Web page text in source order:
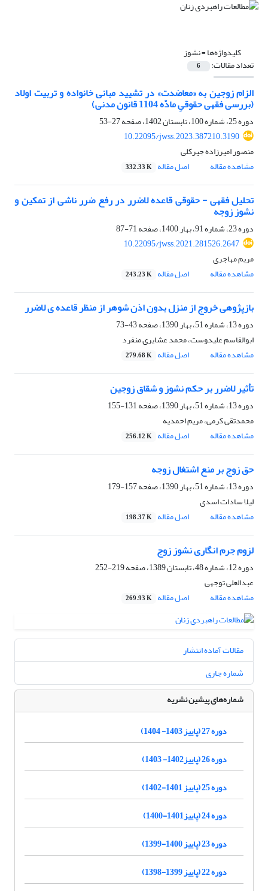
کلیدواژه‌ها =نشوز
تعداد مقالات: 6
الزام زوجین به «معاضدت» در تشیید مبانی خانواده و تربیت اولاد
(بررسی فقهی حقوقیِ مادّه 1104 قانون مدنی)
دوره 25، شماره 100، تابستان 1402، صفحه
27-53
10.22095/jwss.2023.387210.3190
منصور امیرزاده جیرکلی
مشاهده مقاله
اصل مقاله 332.33 K
تحلیل فقهی - حقوقی قاعده لاضرر در رفع ضرر ناشی از تمکین و
نشوز زوجه
دوره 23، شماره 91، بهار 1400، صفحه
71-87
10.22095/jwss.2021.281526.2647
مریم مهاجری
مشاهده مقاله
اصل مقاله 243.23 K
بازپژوهی خروج از منزل بدون اذن شوهر از منظر قاعده ی لاضرر
دوره 13، شماره 51، بهار 1390، صفحه
43-73
ابوالقاسم علیدوست، محمد عشایری منفرد
مشاهده مقاله
اصل مقاله 279.68 K
تأثیر لاضرر بر حکم نشوز و شقاق زوجین
دوره 13، شماره 51، بهار 1390، صفحه
131-155
محمدتقی کرمی، مریم احمدیه
مشاهده مقاله
اصل مقاله 256.12 K
حق زوج بر منع اشتغال زوجه
دوره 13، شماره 51، بهار 1390، صفحه
157-179
لیلا سادات اسدی
مشاهده مقاله
اصل مقاله 198.37 K
لزوم جرم انگاری نشوز زوج
دوره 12، شماره 48، تابستان 1389، صفحه
219-252
عبدالعلی توجهی
مشاهده مقاله
اصل مقاله 269.93 K
مقالات آماده انتشار
شماره جاری
شماره‌های پیشین نشریه
دوره 27 (پاییز 1403- 1404)
دوره 26 (پاییز1402- 1403)
دوره 25 (پاییز 1401-1402)
دوره 24 (پاییز1401-1400)
دوره 23 (پاییز 1400-1399)
دوره 22 (پاییز 1399-1398)